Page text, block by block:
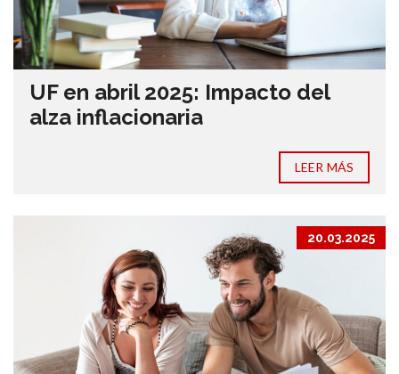
UF en abril 2025: Impacto del
alza inflacionaria
LEER MÁS
20.03.2025